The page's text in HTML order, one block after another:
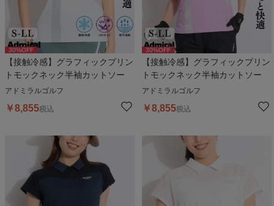
30%OFF
【接触冷感】グラフィックプリン
トモックネック半袖カットソー
アドミラルゴルフ
￥8,855税込
30%OFF
【接触冷感】グラフィックプリン
トモックネック半袖カットソー
アドミラルゴルフ
￥8,855税込